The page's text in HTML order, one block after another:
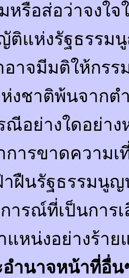
หรือส่อว่าจงใ
แห่งรัฐธรรม
าจมีมติให้กรร
งชาติพ้นจากต
ณีอย่างใดอย่า
การขาดความเ
าฝืนรัฐธรรมนู
ารณ์ที่เป็นการ
แหน่งอย่างร้าย
ำนาจหน้าที่อื่น